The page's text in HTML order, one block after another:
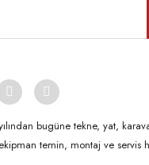
bugüne tekne, yat,
temin, montaj ve servis